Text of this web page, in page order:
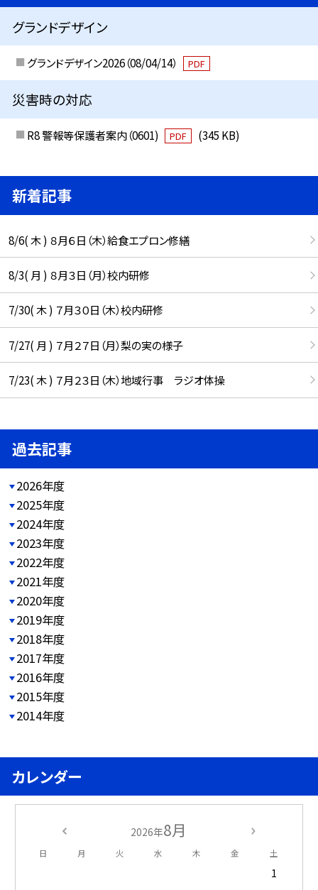
グランドデザイン
グランドデザイン2026（08/04/14） PDF
災害時の対応
R8 警報等保護者案内（0601) PDF (345 KB)
新着記事
8/6( 木 ) ８月６日（木）給食エプロン修繕
8/3( 月 ) ８月３日（月）校内研修
7/30( 木 ) ７月３０日（木）校内研修
7/27( 月 ) ７月２７日（月）梨の実の様子
7/23( 木 ) ７月２３日（木）地域行事 ラジオ体操
過去記事
2026年度
2025年度
2024年度
2023年度
2022年度
2021年度
2020年度
2019年度
2018年度
2017年度
2016年度
2015年度
2014年度
カレンダー
2026年8月
日 月 火 水 木 金 土
1